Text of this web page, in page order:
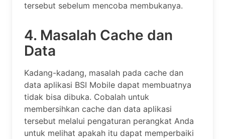
tersebut sebelum mencoba membukanya.
4. Masalah Cache dan
Data
Kadang-kadang, masalah pada cache dan
data aplikasi BSI Mobile dapat membuatnya
tidak bisa dibuka. Cobalah untuk
membersihkan cache dan data aplikasi
tersebut melalui pengaturan perangkat Anda
untuk melihat apakah itu dapat memperbaiki